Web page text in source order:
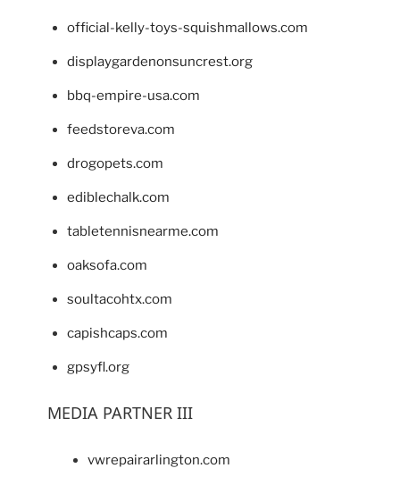
official-kelly-toys-squishmallows.com
displaygardenonsuncrest.org
bbq-empire-usa.com
feedstoreva.com
drogopets.com
ediblechalk.com
tabletennisnearme.com
oaksofa.com
soultacohtx.com
capishcaps.com
gpsyfl.org
MEDIA PARTNER III
vwrepairarlington.com